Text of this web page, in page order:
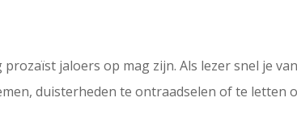
jaloers op mag zijn. Als lezer snel je
duisterheden te ontraadselen of te letten